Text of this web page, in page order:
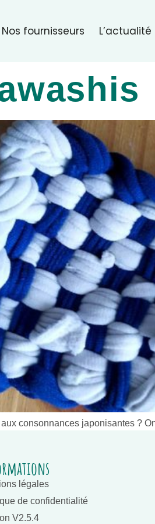
Nos fournisseurs L’actualité
consonnances japonisantes ?
légales
de confidentialité
V2.5.4